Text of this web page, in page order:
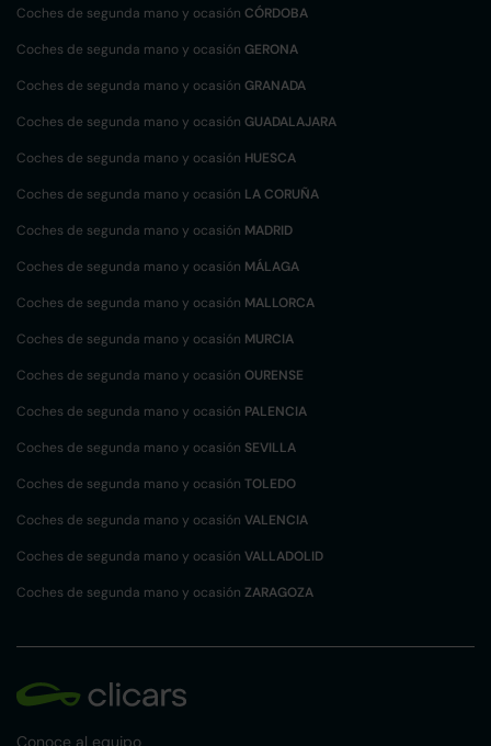
Coches de segunda mano y ocasión CÓRDOBA
Coches de segunda mano y ocasión GERONA
Coches de segunda mano y ocasión GRANADA
Coches de segunda mano y ocasión GUADALAJARA
Coches de segunda mano y ocasión HUESCA
Coches de segunda mano y ocasión LA CORUÑA
Coches de segunda mano y ocasión MADRID
Coches de segunda mano y ocasión MÁLAGA
Coches de segunda mano y ocasión MALLORCA
Coches de segunda mano y ocasión MURCIA
Coches de segunda mano y ocasión OURENSE
Coches de segunda mano y ocasión PALENCIA
Coches de segunda mano y ocasión SEVILLA
Coches de segunda mano y ocasión TOLEDO
Coches de segunda mano y ocasión VALENCIA
Coches de segunda mano y ocasión VALLADOLID
Coches de segunda mano y ocasión ZARAGOZA
Conoce al equipo